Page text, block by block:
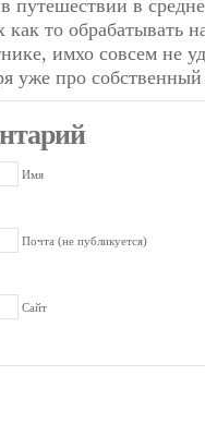
путешествии в
то обрабатывать
имхо совсем не
уже про собственный
Имя
Почта (не публикуется)
Сайт